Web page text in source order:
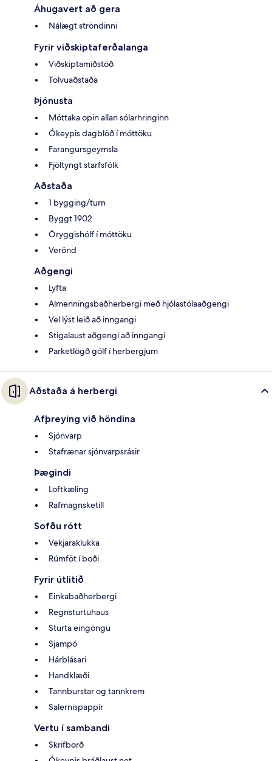
Áhugavert að gera
Nálægt ströndinni
Fyrir viðskiptaferðalanga
Viðskiptamiðstöð
Tölvuaðstaða
Þjónusta
Móttaka opin allan sólarhringinn
Ókeypis dagblöð í móttöku
Farangursgeymsla
Fjöltyngt starfsfólk
Aðstaða
1 bygging/turn
Byggt 1902
Öryggishólf í móttöku
Verönd
Aðgengi
Lyfta
Almenningsbaðherbergi með hjólastólaaðgengi
Vel lýst leið að inngangi
Stigalaust aðgengi að inngangi
Parketlögð gólf í herbergjum
Aðstaða á herbergi
Afþreying við höndina
Sjónvarp
Stafrænar sjónvarpsrásir
Þægindi
Loftkæling
Rafmagnsketill
Sofðu rótt
Vekjaraklukka
Rúmföt í boði
Fyrir útlitið
Einkabaðherbergi
Regnsturtuhaus
Sturta eingöngu
Sjampó
Hárblásari
Handklæði
Tannburstar og tannkrem
Salernispappír
Vertu í sambandi
Skrifborð